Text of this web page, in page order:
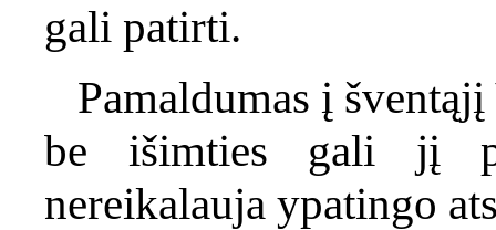
gali patirti.
Pamaldumas į
be išimties gali jį
nereikalauja ypatingo